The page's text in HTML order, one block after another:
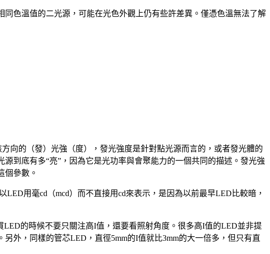
色溫值的二光源，可能在光色外觀上仍有些許差異。僅憑色溫無法了解
向的（發）光強（度），發光強度是針對點光源而言的，或者發光體的
到底有多“亮”，因為它是光功率與會聚能力的一個共同的描述。發光強
個參數。
LED用毫cd（mcd）而不直接用cd來表示，是因為以前最早LED比較暗，
的時候不要只關注高I值，還要看照射角度。很多高I值的LED並非提
外，同樣的管芯LED，直徑5mm的I值就比3mm的大一倍多，但只有直